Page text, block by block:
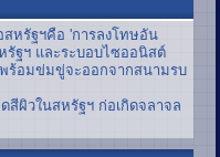
หรัฐฯคือ 'การลงโทษอัน
ฐฯ และระบอบไซออนิสต์
ร้อมข่มขู่จะออกจากสนามรบ
สีผิวในสหรัฐฯ ก่อเกิดจลาจล